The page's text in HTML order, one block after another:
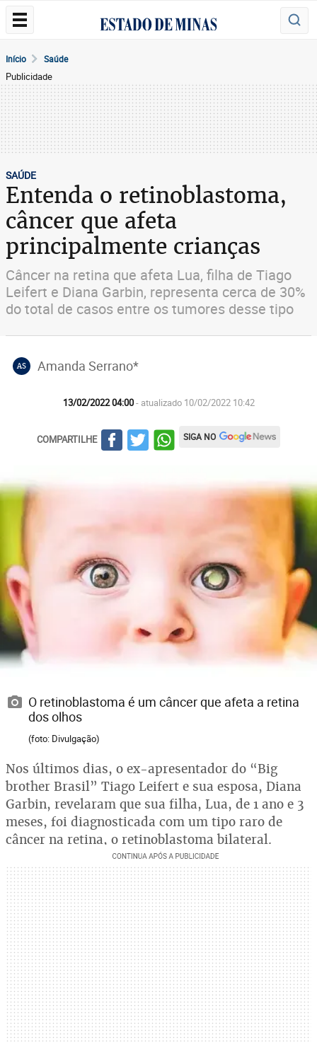
Início Saúde
Publicidade
SAÚDE
Entenda o retinoblastoma,
câncer que afeta
principalmente crianças
Câncer na retina que afeta Lua, filha de Tiago
Leifert e Diana Garbin, representa cerca de 30%
do total de casos entre os tumores desse tipo
AS Amanda Serrano*
13/02/2022 04:00- atualizado 10/02/2022 10:42
COMPARTILHE SIGA NO
O retinoblastoma é um câncer que afeta a retina
dos olhos
(foto: Divulgação)
Nos últimos dias, o ex-apresentador do “Big
brother Brasil” Tiago Leifert e sua esposa, Diana
Garbin, revelaram que sua filha, Lua, de 1 ano e 3
meses, foi diagnosticada com um tipo raro de
câncer na retina, o retinoblastoma bilateral.